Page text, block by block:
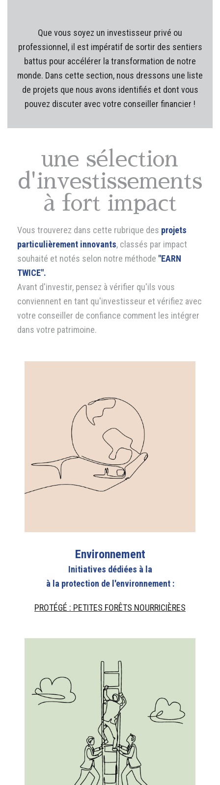
Que vous soyez un investisseur privé ou
professionnel, il est impératif de sortir des sentiers
battus pour accélérer la transformation de notre
monde. Dans cette section, nous dressons une liste
de projets que nous avons identifiés et dont vous
pouvez discuter avec votre conseiller financier !
une sélection
d'investissements
à fort impact
Vous trouverez dans cette rubrique des projets
particulièrement innovants, classés par impact
souhaité et notés selon notre méthode "EARN
TWICE".
Avant d'investir, pensez à vérifier qu'ils vous
conviennent en tant qu'investisseur et vérifiez avec
votre conseiller de confiance comment les intégrer
dans votre patrimoine.
Environnement
Initiatives dédiées à la
à la protection de l'environnement :
PROTÉGÉ : PETITES FORÊTS NOURRICIÈRES